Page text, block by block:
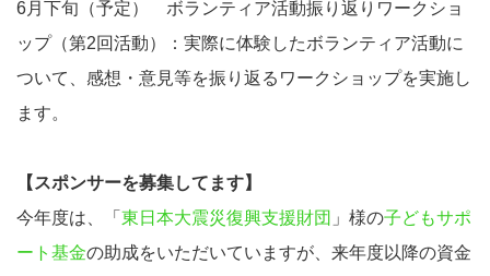
6月下旬（予定） ボランティア活動振り返りワークショ
ップ（第2回活動）：実際に体験したボランティア活動に
ついて、感想・意見等を振り返るワークショップを実施し
ます。
【スポンサーを募集してます】
今年度は、「 東日本大震災復興支援財団 」様の子どもサポ
ート基金の助成をいただいていますが、来年度以降の資金